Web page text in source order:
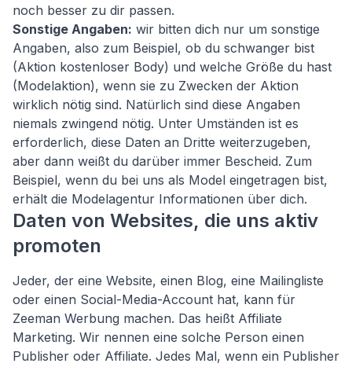
noch besser zu dir passen.
Sonstige Angaben: wir bitten dich nur um sonstige
Angaben, also zum Beispiel, ob du schwanger bist
(Aktion kostenloser Body) und welche Größe du hast
(Modelaktion), wenn sie zu Zwecken der Aktion
wirklich nötig sind. Natürlich sind diese Angaben
niemals zwingend nötig. Unter Umständen ist es
erforderlich, diese Daten an Dritte weiterzugeben,
aber dann weißt du darüber immer Bescheid. Zum
Beispiel, wenn du bei uns als Model eingetragen bist,
erhält die Modelagentur Informationen über dich.
Daten von Websites, die uns aktiv
promoten
Jeder, der eine Website, einen Blog, eine Mailingliste
oder einen Social-Media-Account hat, kann für
Zeeman Werbung machen. Das heißt Affiliate
Marketing. Wir nennen eine solche Person einen
Publisher oder Affiliate. Jedes Mal, wenn ein Publisher